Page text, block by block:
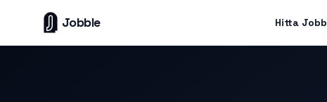
Jobble Hitta Jobb